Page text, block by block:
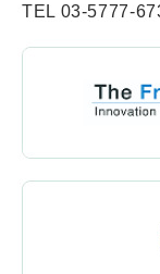
TEL 03-5777-